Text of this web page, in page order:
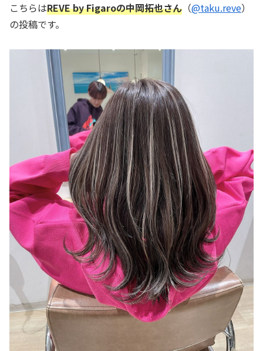
こちらはREVE by Figaroの中岡拓也さん （@taku.reve）
の投稿です。